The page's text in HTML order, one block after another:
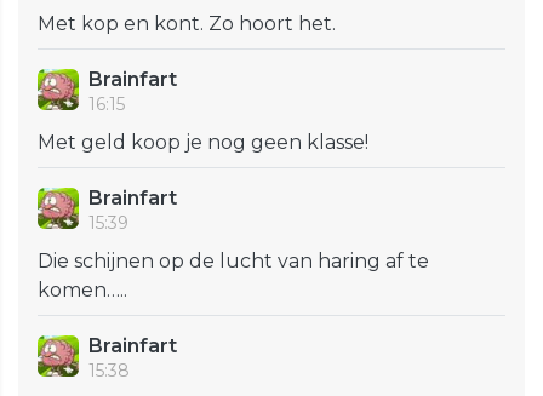
Met kop en kont. Zo hoort het.
Brainfart
16:15
Met geld koop je nog geen klasse!
Brainfart
15:39
Die schijnen op de lucht van haring af te
komen…..
Brainfart
15:38